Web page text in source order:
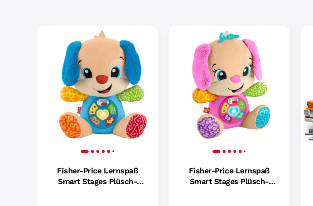
Fisher-Price Lernspaß
Smart Stages Plüsch-
Fisher-Price Lernspaß
Smart Stages Plüsch-